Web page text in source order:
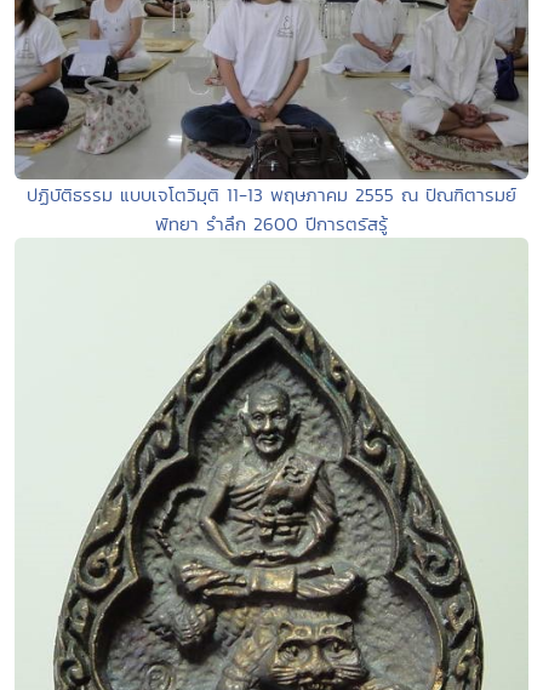
ปฏิบัติธรรม แบบเจโตวิมุติ 11-13 พฤษภาคม 2555 ณ ปัณฑิตารมย์
พัทยา รำลึก 2600 ปีการตรัสรู้